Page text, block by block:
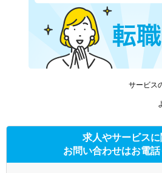
サービス
求人やサービスに
お問い合わせはお電